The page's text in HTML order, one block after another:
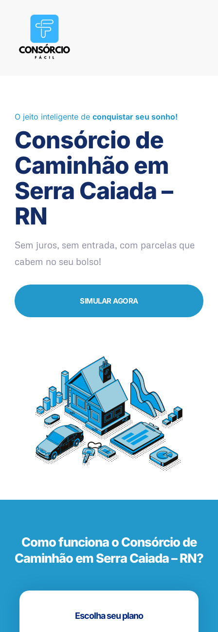
O jeito inteligente de conquistar seu sonho!
Consórcio de
Caminhão em
Serra Caiada –
RN
Sem juros, sem entrada, com parcelas que
cabem no seu bolso!
SIMULAR AGORA
Como funciona o Consórcio de
Caminhão em Serra Caiada – RN?
Escolha seu plano